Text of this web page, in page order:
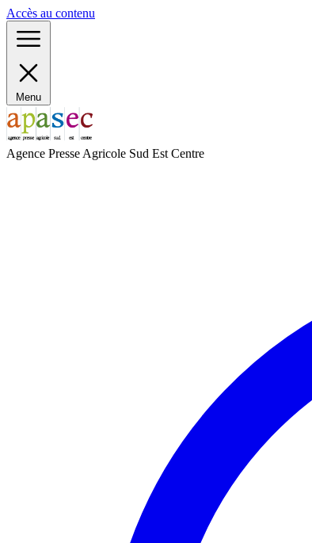
Accès au contenu
Menu
Agence Presse Agricole Sud Est Centre
Panneau de gestion des cookies